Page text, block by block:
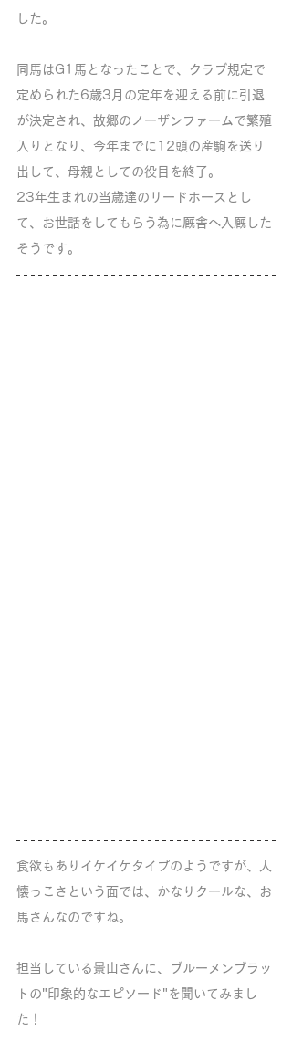
した。
同馬はG1馬となったことで、クラブ規定で
定められた6歳3月の定年を迎える前に引退
が決定され、故郷のノーザンファームで繁殖
入りとなり、今年までに12頭の産駒を送り
出して、母親としての役目を終了。
23年生まれの当歳達のリードホースとし
て、お世話をしてもらう為に厩舎へ入厩した
そうです。
食欲もありイケイケタイプのようですが、人
懐っこさという面では、かなりクールな、お
馬さんなのですね。
担当している景山さんに、ブルーメンブラッ
トの"印象的なエピソード"を聞いてみまし
た！